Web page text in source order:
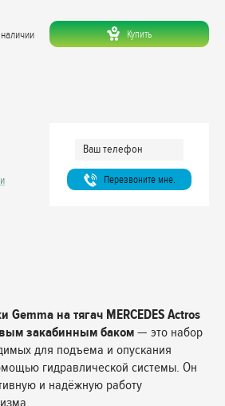
Купить
Перезвоните мне.
на тягач MERCEDES Actros
закабинным баком — это набор
для подъема и опускания
гидравлической системы. Он
и надёжную работу